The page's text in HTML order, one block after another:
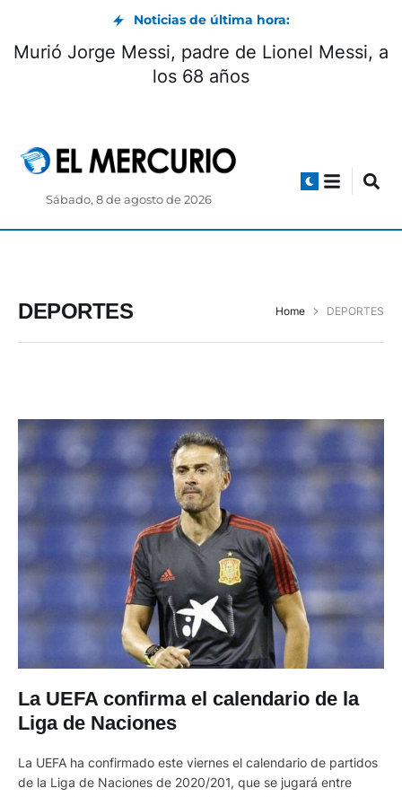
Noticias de última hora:
Murió Jorge Messi, padre de Lionel Messi, a
los 68 años
Sábado, 8 de agosto de 2026
DEPORTES Home DEPORTES
La UEFA confirma el calendario de la
Liga de Naciones
La UEFA ha confirmado este viernes el calendario de partidos
de la Liga de Naciones de 2020/201, que se jugará entre